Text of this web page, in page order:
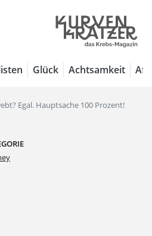
Glück Achtsamkeit
Egal. Hauptsache 100 Prozent!